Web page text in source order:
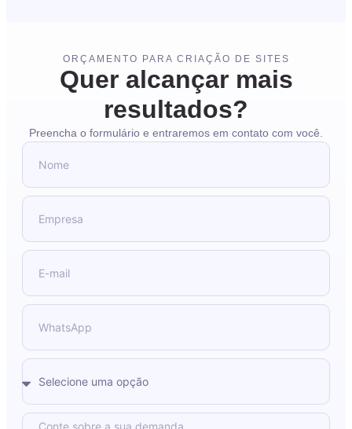
ORÇAMENTO PARA CRIAÇÃO DE SITES
Quer alcançar mais
resultados?
Preencha o formulário e entraremos em contato com você.